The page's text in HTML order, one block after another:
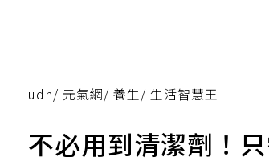
udn/ 元氣網/ 養生/ 生活智慧王
不必用到清潔劑！